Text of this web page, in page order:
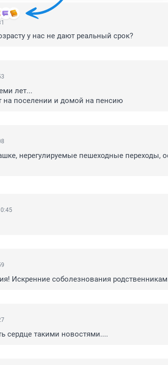
у нас не дают реальный срок?
лет...
на поселении и домой на пенсию
нерегулируемые пешеходные переходы,
Искренние соболезнования
сердце такими новостями....